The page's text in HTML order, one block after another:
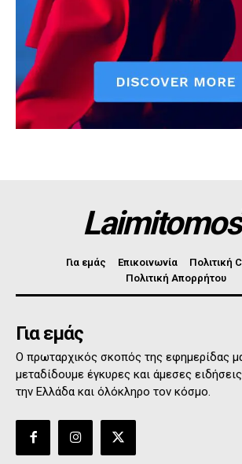
Laimitomos
Για εμάς Επικοινωνία
Πολιτική
Πολιτική Απορρήτου
Για εμάς
Ο πρωταρχικός σκοπός της εφημερίδας
μεταδίδουμε έγκυρες και άμεσες
την Ελλάδα και όλόκληρο τον κόσμο.